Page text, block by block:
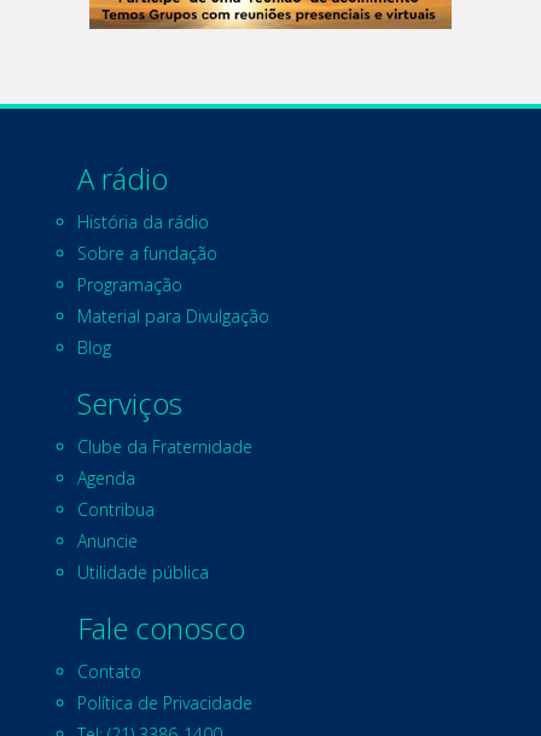
A rádio
História da rádio
Sobre a fundação
Programação
Material para Divulgação
Blog
Serviços
Clube da Fraternidade
Agenda
Contribua
Anuncie
Utilidade pública
Fale conosco
Contato
Política de Privacidade